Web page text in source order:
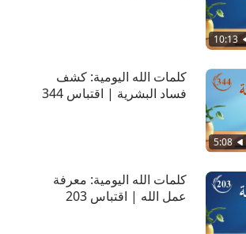
10:13
5:08
كلمات الله اليومية: كشف
فساد البشرية | اقتباس 344
كلمات الله اليومية: معرفة
عمل الله | اقتباس 203